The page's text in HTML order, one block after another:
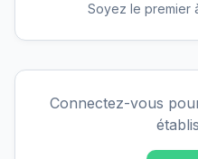
Soyez le premier
Connectez-vous